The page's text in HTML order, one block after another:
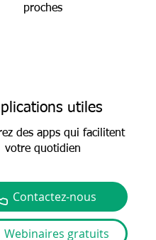
proches
utiles
des apps qui facilitent
votre quotidien
Contactez-nous
Webinaires gratuits